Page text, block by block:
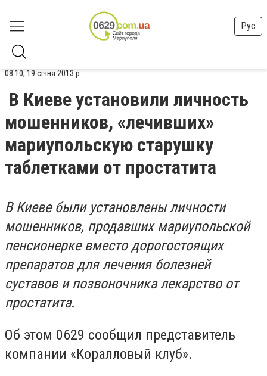
Рус
08:10, 19 січня 2013 р.
В Киеве установили личность
мошенников, «лечивших»
мариупольскую старушку
таблетками от простатита
В Киеве были установлены личности
мошенников, продавших мариупольской
пенсионерке вместо дорогостоящих
препаратов для лечения болезней
суставов и позвоночника лекарство от
простатита.
Об этом 0629 сообщил представитель
компании «Коралловый клуб».